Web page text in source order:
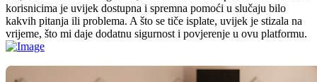
korisnicima je uvijek dostupna i spremna pomoći u slučaju bilo
kakvih pitanja ili problema. A što se tiče isplate, uvijek je stizala na
vrijeme, što mi daje dodatnu sigurnost i povjerenje u ovu platformu.